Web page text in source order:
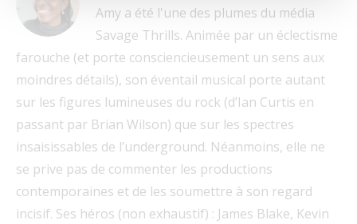
Amy a été l'une des plumes du média
Savage Thrills. Animée par un éclectisme
farouche (et porte consciencieusement un sens aux
moindres détails), son éventail musical porte autant
sur les figures lumineuses du rock (d’Ian Curtis en
passant par Brian Wilson) que sur les spectres
insaisissables de l’underground. Néanmoins, elle ne
se prive pas de commenter les productions
contemporaines et de les soumettre à son regard
incisif. Ses héros (non exhaustif) : James Blake, Kevin